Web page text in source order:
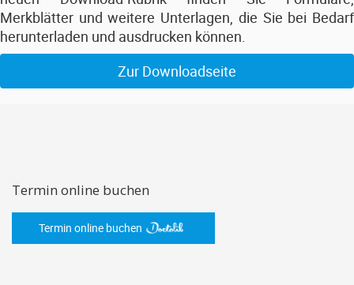
Merkblätter und weitere Unterlagen, die Sie bei Bedarf
herunterladen und ausdrucken können.
Zur Downloadseite
Termin online buchen
Termin online buchen